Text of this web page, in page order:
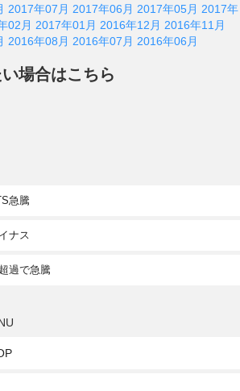
2017年07月 2017年06月 2017年05月 2017年
02月 2017年01月 2016年12月 2016年11月
2016年08月 2016年07月 2016年06月
場合はこちら
急騰
ナス
過で急騰